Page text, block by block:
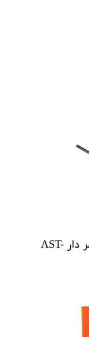
دستگاه دریل مگنت قلاویز زن دیمر‌ دار AST-